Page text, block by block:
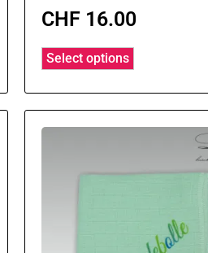
CHF 16.00
Select options